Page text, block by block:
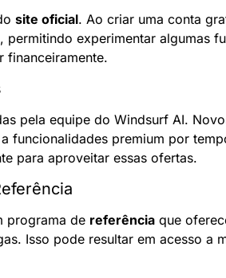
site oficial. Ao criar uma conta
experimentar algumas
financeiramente.
pela equipe do Windsurf AI.
funcionalidades premium por
para aproveitar essas ofertas.
programa de referência que
Isso pode resultar em acesso a